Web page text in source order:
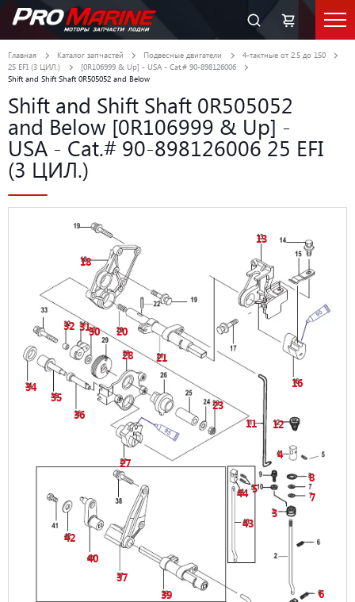
Главная Каталог запчастей Подвесные двигатели
4-тактные от 2.5 до 150
25 EFI (3 ЦИЛ.)
[0R106999 & Up] - USA - Cat.# 90-898126006
Shift and Shift Shaft 0R505052 and Below
Shift and Shift Shaft 0R505052
and Below [0R106999 & Up] -
USA - Cat.# 90-898126006 25 EFI
(3 ЦИЛ.)
3
4
5
6
7
8
11 12
13
16
18
20
21
23
27
28
30
31
32
34
35
36
37
39
40
42
43
44